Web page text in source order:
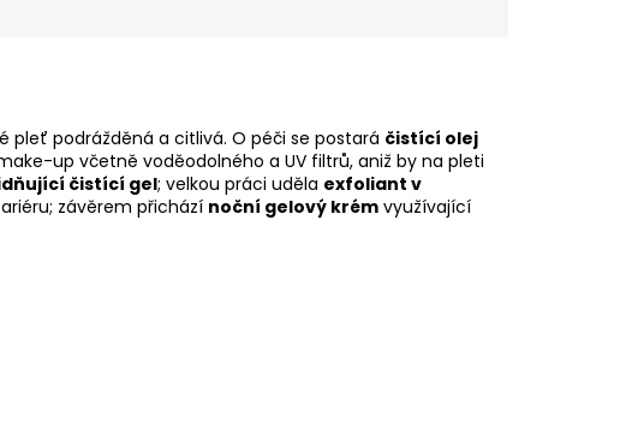
pleť podrážděná a citlivá. O péči se postará čistící olej
up včetně voděodolného a UV filtrů, aniž by na pleti
čistící gel; velkou práci uděla exfoliant v
závěrem přichází noční gelový krém využívající